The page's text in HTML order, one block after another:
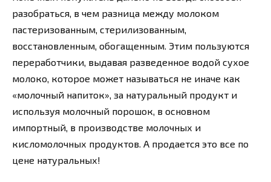
разобраться, в чем разница между молоком
пастеризованным, стерилизованным,
восстановленным, обогащенным. Этим пользуются
переработчики, выдавая разведенное водой сухое
молоко, которое может называться не иначе как
«молочный напиток», за натуральный продукт и
используя молочный порошок, в основном
импортный, в производстве молочных и
кисломолочных продуктов. А продается это все по
цене натуральных!